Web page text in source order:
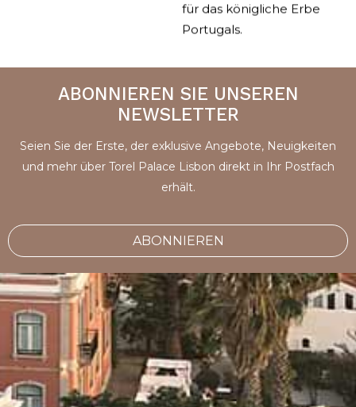
für das königliche Erbe
Portugals.
ABONNIEREN SIE UNSEREN
NEWSLETTER
Seien Sie der Erste, der exklusive Angebote, Neuigkeiten
und mehr über Torel Palace Lisbon direkt in Ihr Postfach
erhält.
ABONNIEREN